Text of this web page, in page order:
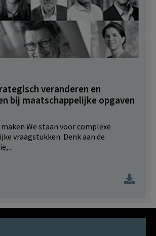
veranderen en
bij maatschappelijke opgaven
We staan voor complexe
vraagstukken. Denk aan de